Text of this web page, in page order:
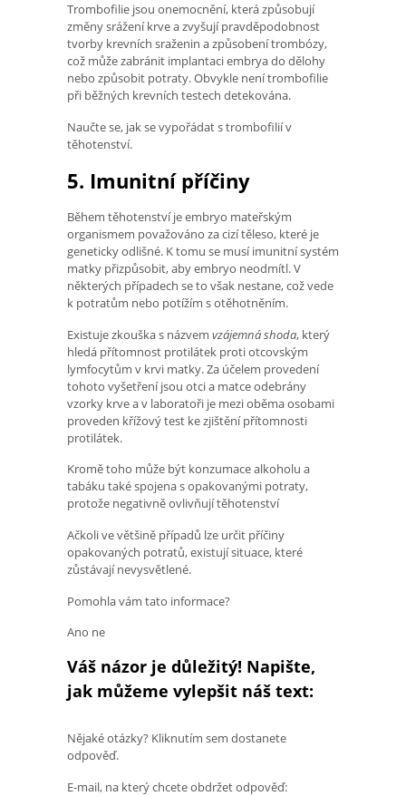
Trombofilie jsou onemocnění, která způsobují
změny srážení krve a zvyšují pravděpodobnost
tvorby krevních sraženin a způsobení trombózy,
což může zabránit implantaci embrya do dělohy
nebo způsobit potraty. Obvykle není trombofilie
při běžných krevních testech detekována.
Naučte se, jak se vypořádat s trombofilií v
těhotenství.
5. Imunitní příčiny
Během těhotenství je embryo mateřským
organismem považováno za cizí těleso, které je
geneticky odlišné. K tomu se musí imunitní systém
matky přizpůsobit, aby embryo neodmítl. V
některých případech se to však nestane, což vede
k potratům nebo potížím s otěhotněním.
Existuje zkouška s názvem vzájemná shoda, který
hledá přítomnost protilátek proti otcovským
lymfocytům v krvi matky. Za účelem provedení
tohoto vyšetření jsou otci a matce odebrány
vzorky krve a v laboratoři je mezi oběma osobami
proveden křížový test ke zjištění přítomnosti
protilátek.
Kromě toho může být konzumace alkoholu a
tabáku také spojena s opakovanými potraty,
protože negativně ovlivňují těhotenství
Ačkoli ve většině případů lze určit příčiny
opakovaných potratů, existují situace, které
zůstávají nevysvětlené.
Pomohla vám tato informace?
Ano ne
Váš názor je důležitý! Napište,
jak můžeme vylepšit náš text:
Nějaké otázky? Kliknutím sem dostanete
odpověď.
E-mail, na který chcete obdržet odpověď: